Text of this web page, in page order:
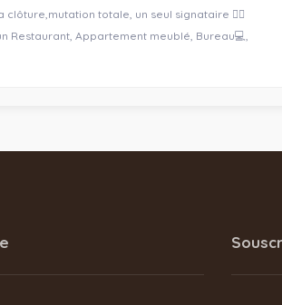
totale, un seul signataire 👉🏽
Restaurant, Appartement meublé, Bureau💻,